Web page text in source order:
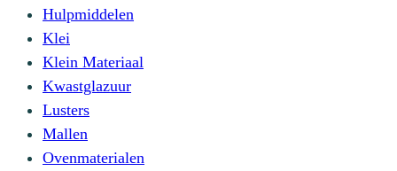
Hulpmiddelen
Klei
Klein Materiaal
Kwastglazuur
Lusters
Mallen
Ovenmaterialen